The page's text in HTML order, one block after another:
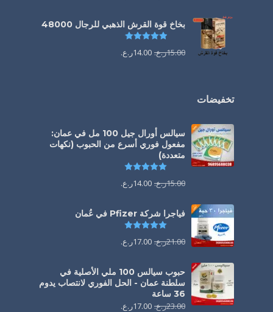
بخاخ قوة القرش الذهبي للرجال 48000
تم التقييم
15.00ر.ع. 14.00ر.ع.
تخفيضات
سيالس أورال جيل 100 مل في عمان:
مفعول فوري أسرع من الحبوب (نكهات
متعددة)
15.00ر.ع. 14.00ر.ع.
فياجرا شركة Pfizer في عُمان
21.00ر.ع. 17.00ر.ع.
حبوب سيالس 100 ملي الأصلية في
سلطنة عمان - الحل الفوري لانتصاب يدوم
36 ساعة
23.00ر.ع. 17.00ر.ع.